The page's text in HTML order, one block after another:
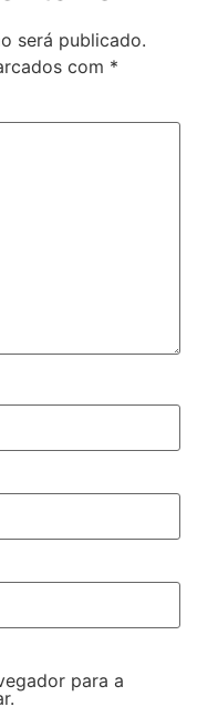
será publicado.
com *
para a